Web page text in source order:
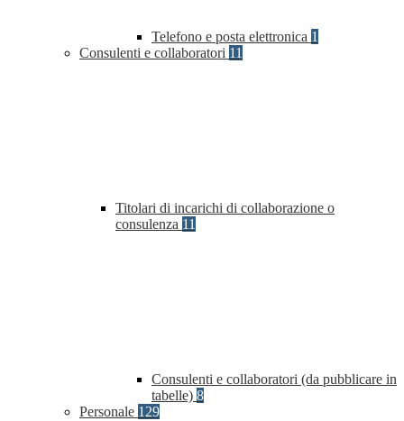
Telefono e posta elettronica 1
Consulenti e collaboratori 11
Titolari di incarichi di collaborazione o
consulenza 11
Consulenti e collaboratori (da pubblicare in
tabelle) 8
Personale 129